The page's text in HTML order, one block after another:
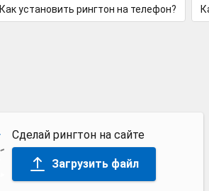
Как установить рингтон на телефон?
Сделай рингтон на сайте
Загрузить файл